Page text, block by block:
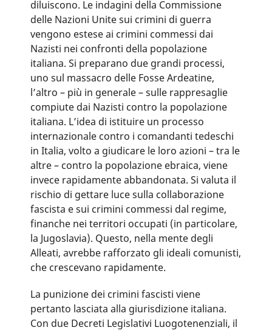
diluiscono. Le indagini della Commissione
delle Nazioni Unite sui crimini di guerra
vengono estese ai crimini commessi dai
Nazisti nei confronti della popolazione
italiana. Si preparano due grandi processi,
uno sul massacro delle Fosse Ardeatine,
l’altro – più in generale – sulle rappresaglie
compiute dai Nazisti contro la popolazione
italiana. L’idea di istituire un processo
internazionale contro i comandanti tedeschi
in Italia, volto a giudicare le loro azioni – tra le
altre – contro la popolazione ebraica, viene
invece rapidamente abbandonata. Si valuta il
rischio di gettare luce sulla collaborazione
fascista e sui crimini commessi dal regime,
finanche nei territori occupati (in particolare,
la Jugoslavia). Questo, nella mente degli
Alleati, avrebbe rafforzato gli ideali comunisti,
che crescevano rapidamente.
La punizione dei crimini fascisti viene
pertanto lasciata alla giurisdizione italiana.
Con due Decreti Legislativi Luogotenenziali, il